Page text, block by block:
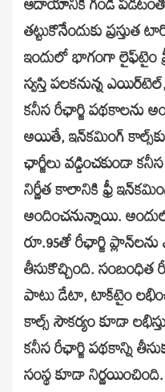
ఆదాయానికి గండి
తట్టుకొనేందుకు
ఇందులో భాగంగా లైఫ్‌టైం
స్వస్తి పలకనున్న
కనీస రీఛార్జి పథకాలను
అయితే, ఇన్‌కమింగ్‌
ఛార్జీలు వడ్డించకుండా
నిర్ణీత కాలానికి ఫ్రీ
అందించనున్నాయి.
రూ.95తో రీఛార్జి
తీసుకొచ్చింది. సంబంధిత
పాటు డేటా, టాక్‌టైం
కాల్స్‌ సౌకర్యం కూడా
కనీస రీఛార్జి పథకాన్ని
సంస్థ కూడా నిర్ణయించింది.